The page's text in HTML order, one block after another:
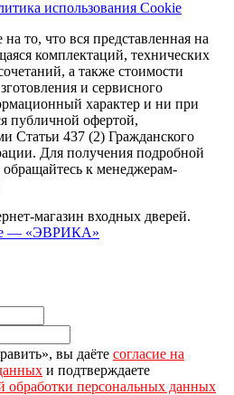
использования Cookie
то, что вся представленная на
комплектаций, технических
а также стоимости
и сервисного
характер и ни при
публичной офертой,
Статьи 437 (2) Гражданского
Для получения подробной
к менеджерам-
магазин входных дверей.
— «ЭВРИКА»
вы даёте согласие на
и подтверждаете
обработки персональных данных